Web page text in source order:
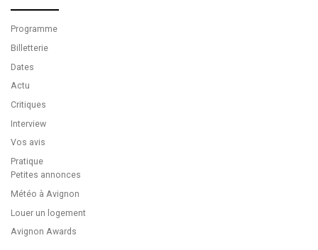
Programme
Billetterie
Dates
Actu
Critiques
Interview
Vos avis
Pratique
Petites annonces
Météo à Avignon
Louer un logement
Avignon Awards